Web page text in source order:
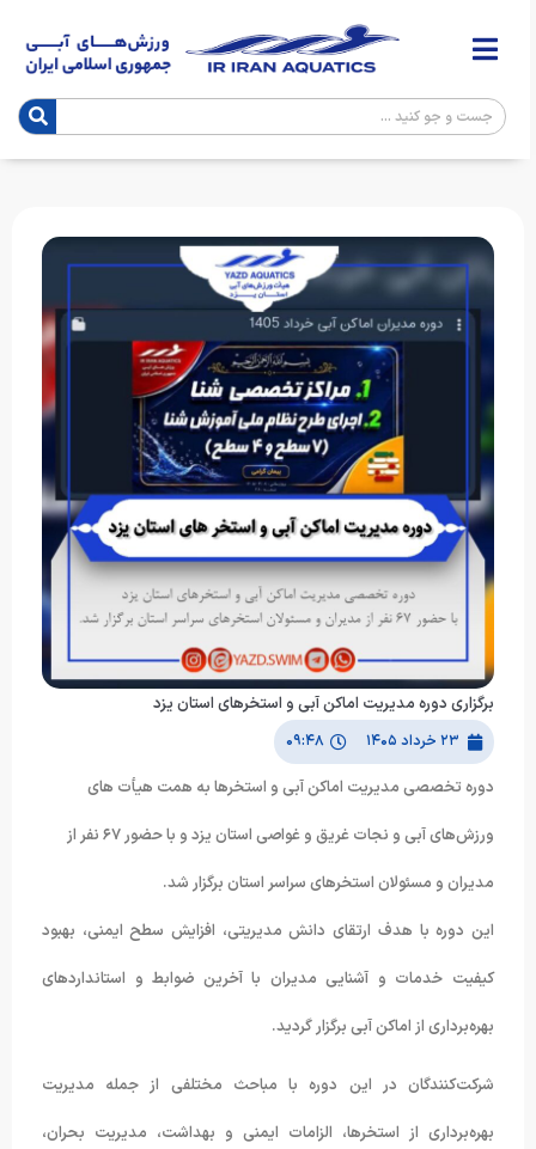
برگزاری دوره مدیریت اماکن آبی و استخرهای استان یزد
۲۳ خرداد ۱۴۰۵ ۰۹:۴۸
دوره تخصصی مدیریت اماکن آبی و استخرها به همت هیأت های
ورزش‌های آبی و نجات غریق و غواصی استان یزد و با حضور ۶۷ نفر از
مدیران و مسئولان استخرهای سراسر استان برگزار شد.
این دوره با هدف ارتقای دانش مدیریتی، افزایش سطح ایمنی، بهبود
کیفیت خدمات و آشنایی مدیران با آخرین ضوابط و استانداردهای
بهره‌برداری از اماکن آبی برگزار گردید.
شرکت‌کنندگان در این دوره با مباحث مختلفی از جمله مدیریت
بهره‌برداری از استخرها، الزامات ایمنی و بهداشت، مدیریت بحران،